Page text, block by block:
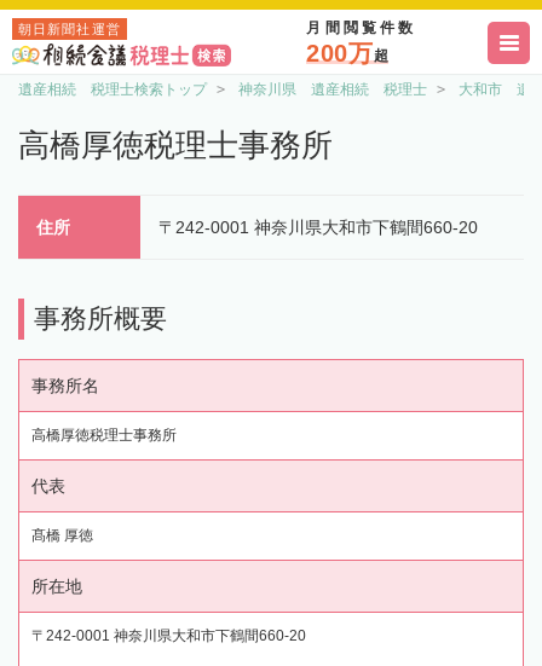
朝日新聞社運営 月間閲覧件数
200万超
遺産相続 税理士検索トップ 神奈川県 遺産相続 税理士 大和市 遺
高橋厚徳税理士事務所
住所 〒242-0001 神奈川県大和市下鶴間660-20
事務所概要
事務所名
高橋厚徳税理士事務所
代表
髙橋 厚徳
所在地
〒242-0001 神奈川県大和市下鶴間660-20